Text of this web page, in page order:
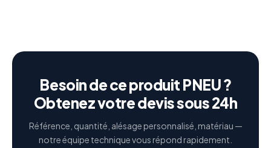
Besoin de ce produit PNEU ?
Obtenez votre devis sous 24h
Référence, quantité, alésage personnalisé, matériau —
notre équipe technique vous répond rapidement.